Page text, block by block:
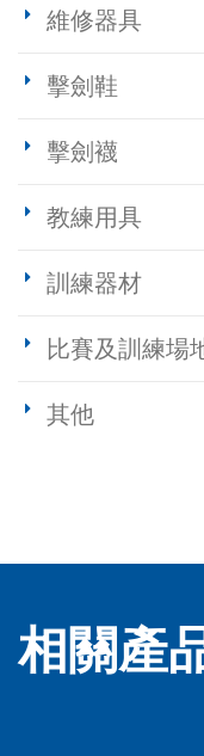
維修器具
擊劍鞋
擊劍襪
教練用具
訓練器材
比賽及訓練場
其他
相關產